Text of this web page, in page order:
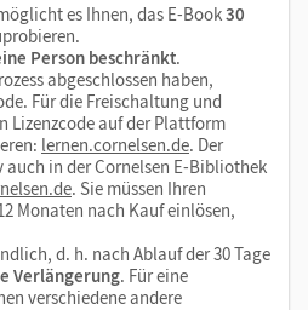
es Ihnen, das E-Book30
Person beschränkt.
abgeschlossen haben,
Für die Freischaltung und
Lizenzcode auf der Plattform
lernen.cornelsen.de. Der
in der Cornelsen E-Bibliothek
. Sie müssen Ihren
Monaten nach Kauf einlösen,
d. h. nach Ablauf der 30 Tage
Verlängerung. Für eine
verschiedene andere